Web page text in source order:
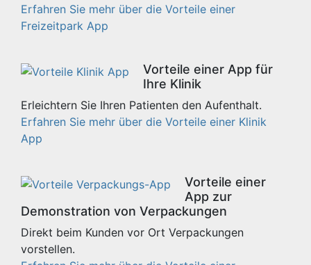
Erfahren Sie mehr über die Vorteile einer
Freizeitpark App
Vorteile einer App für
Ihre Klinik
Erleichtern Sie Ihren Patienten den Aufenthalt.
Erfahren Sie mehr über die Vorteile einer Klinik
App
Vorteile einer
App zur
Demonstration von Verpackungen
Direkt beim Kunden vor Ort Verpackungen
vorstellen.